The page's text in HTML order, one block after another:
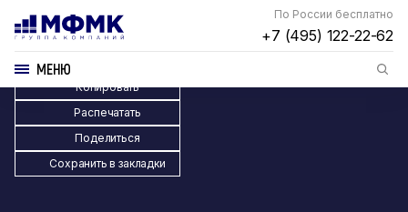
По России бесплатно
+7 (495) 122-22-62
МЕНЮ
Копировать
Распечатать
Поделиться
Сохранить в закладки